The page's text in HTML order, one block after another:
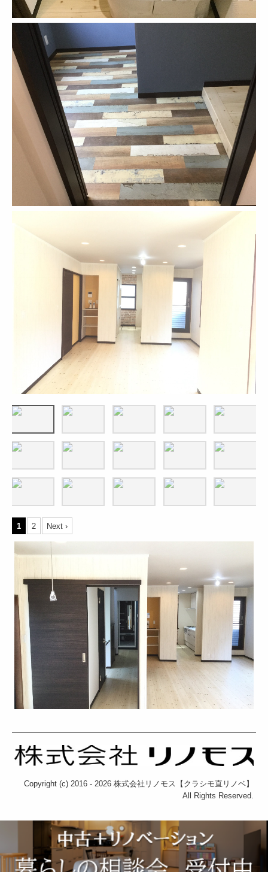
1 2 Next ›
Copyright (c) 2016 - 2026 株式会社リノモス【クラシモ直リノベ】
All Rights Reserved.